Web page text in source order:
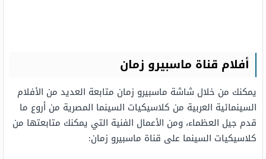
أفلام قناة ماسبيرو زمان
يمكنك من خلال شاشة ماسبيرو زمان متابعة العديد من الأفلام
السينمائية العربية من كلاسيكيات السينما المصرية من أروع ما
قدم جيل العظماء، ومن الأعمال الفنية التي يمكنك متابعتها من
كلاسيكيات السينما على قناة ماسبيرو زمان: